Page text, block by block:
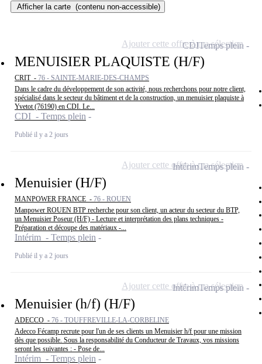
Afficher la carte (contenu non-accessible)
MENUISIER PLAQUISTE (H/F)
CRIT - 76 - SAINTE-MARIE-DES-CHAMPS
Dans le cadre du développement de son activité, nous recherchons pour notre client,
spécialisé dans le secteur du bâtiment et de la construction, un menuisier plaquiste à
Yvetot (76190) en CDI. Le...
CDI - Temps plein
Publié il y a 2 jours
CDITemps plein
Ajouter cette offre à ma sélection
Menuisier (H/F)
MANPOWER FRANCE - 76 - ROUEN
Manpower ROUEN BTP recherche pour son client, un acteur du secteur du BTP,
un Menuisier Poseur (H/F) - Lecture et interprétation des plans techniques -
Préparation et découpe des matériaux -...
Intérim - Temps plein
Publié il y a 2 jours
IntérimTemps plein
Ajouter cette offre à ma sélection
Menuisier (h/f) (H/F)
ADECCO - 76 - TOUFFREVILLE-LA-CORBELINE
Adecco Fécamp recrute pour l'un de ses clients un Menuisier h/f pour une mission
dès que possible. Sous la responsabilité du Conducteur de Travaux, vos missions
seront les suivantes : - Pose de...
Intérim - Temps plein
IntérimTemps plein
Ajouter cette offre à ma sélection